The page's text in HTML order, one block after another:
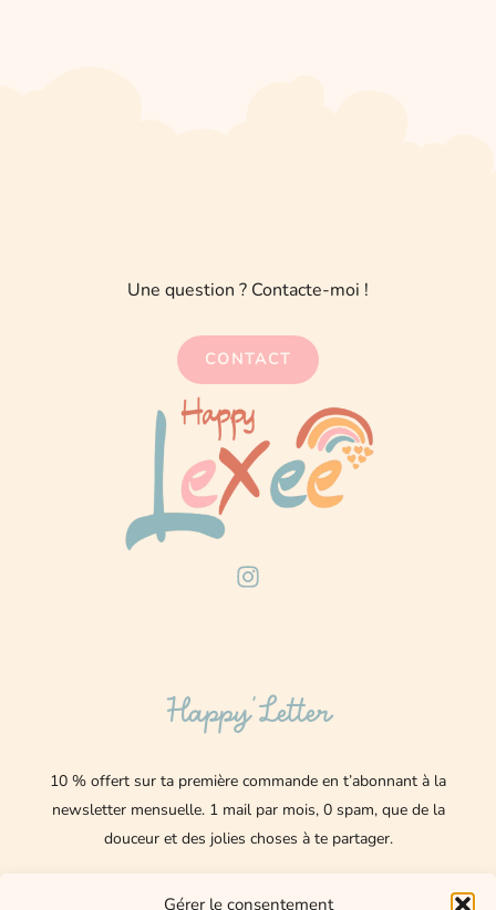
Gérer le consentement
Une question ? Contacte-moi !
CONTACT
I
n
r
a
Happy’Letter
10 % offert sur ta première commande en t’abonnant à la
newsletter mensuelle. 1 mail par mois, 0 spam, que de la
douceur et des jolies choses à te partager.